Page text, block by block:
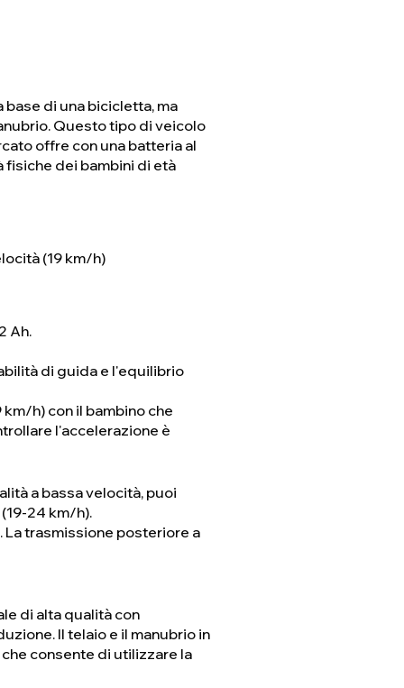
base di una bicicletta, ma
Questo tipo di veicolo
offre con una batteria al
fisiche dei bambini di età
(19 km/h)
Ah.
di guida e l'equilibrio
h) con il bambino che
l'accelerazione è
a bassa velocità, puoi
24 km/h).
trasmissione posteriore a
di alta qualità con
Il telaio e il manubrio in
consente di utilizzare la